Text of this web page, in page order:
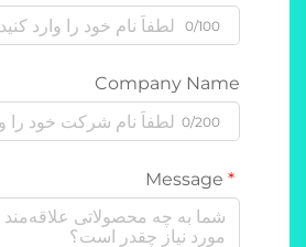
0/100
Company Name
0/200